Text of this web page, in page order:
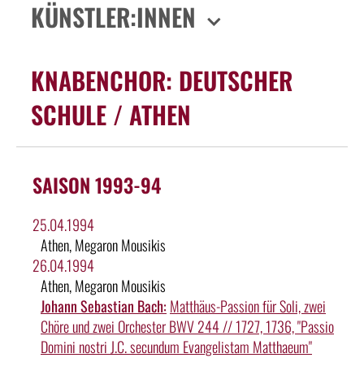
KÜNSTLER:INNEN
KNABENCHOR: DEUTSCHER
SCHULE / ATHEN
SAISON 1993-94
25.04.1994
Athen, Megaron Mousikis
26.04.1994
Athen, Megaron Mousikis
Johann Sebastian Bach: Matthäus-Passion für Soli, zwei
Chöre und zwei Orchester BWV 244 // 1727, 1736, "Passio
Domini nostri J.C. secundum Evangelistam Matthaeum"